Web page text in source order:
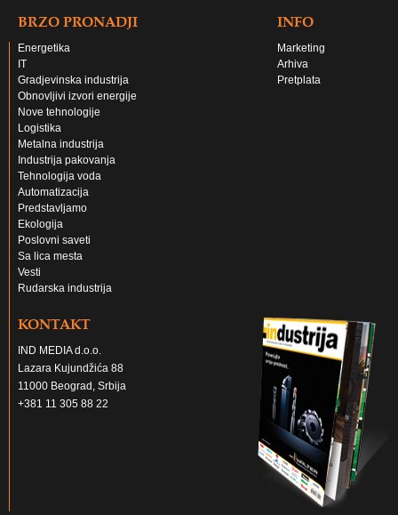
BRZO PRONADJI
Energetika
IT
Gradjevinska industrija
Obnovljivi izvori energije
Nove tehnologije
Logistika
Metalna industrija
Industrija pakovanja
Tehnologija voda
Automatizacija
Predstavljamo
Ekologija
Poslovni saveti
Sa lica mesta
Vesti
Rudarska industrija
INFO
Marketing
Arhiva
Pretplata
KONTAKT
IND MEDIA d.o.o.
Lazara Kujundžića 88
11000 Beograd, Srbija
+381 11 305 88 22